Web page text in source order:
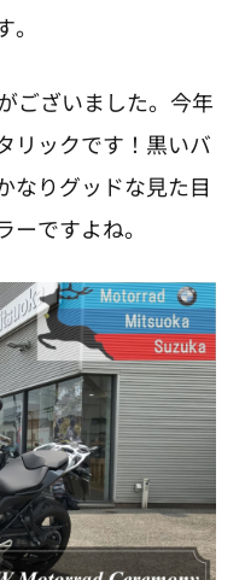
ございました。今年
リックです！黒いバ
なりグッドな見た目
ですよね。